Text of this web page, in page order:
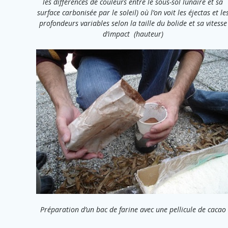
surface carbonisée par le soleil) où l’on voit les éjectas et
profondeurs variables selon la taille du bolide et sa vitesse
d’impact (hauteur)
Préparation d’un bac de farine avec une pellicule de cacao